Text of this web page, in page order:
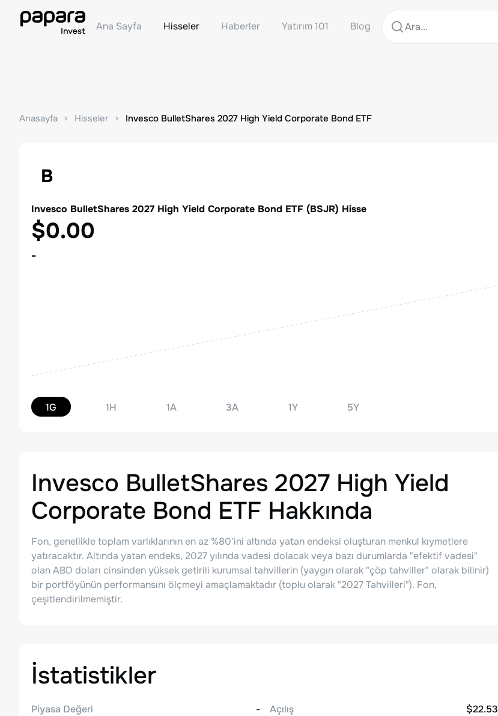
Ana Sayfa Hisseler Haberler Yatırım 101 Blog
Anasayfa Hisseler Invesco BulletShares 2027 High Yield Corporate Bond ETF
B
Invesco BulletShares 2027 High Yield Corporate Bond ETF (BSJR) Hisse
$0.00
-
1G 1H 1A 3A 1Y 5Y
Invesco BulletShares 2027 High Yield
Corporate Bond ETF Hakkında
Fon, genellikle toplam varlıklarının en az %80'ini altında yatan endeksi oluşturan menkul kıymetlere
yatıracaktır. Altında yatan endeks, 2027 yılında vadesi dolacak veya bazı durumlarda "efektif vadesi"
olan ABD doları cinsinden yüksek getirili kurumsal tahvillerin (yaygın olarak "çöp tahviller" olarak bilinir)
bir portföyünün performansını ölçmeyi amaçlamaktadır (toplu olarak "2027 Tahvilleri"). Fon,
çeşitlendirilmemiştir.
İstatistikler
Piyasa Değeri
-
Açılış
$22.53